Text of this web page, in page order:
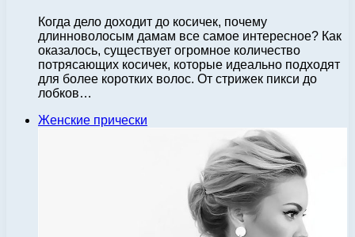
Когда дело доходит до косичек, почему
длинноволосым дамам все самое интересное? Как
оказалось, существует огромное количество
потрясающих косичек, которые идеально подходят
для более коротких волос. От стрижек пикси до
лобков…
Женские прически